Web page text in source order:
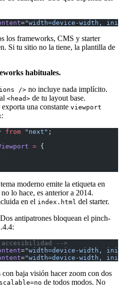
="width=device-width,
los frameworks, CMS y starter
Si tu sitio no la tiene, la plantilla de
habituales.
/> no incluye nada implícito.
<head> de tu layout base.
una constante viewport
:
from "next" ;
= {
moderno emite la etiqueta en
lo hace, es anterior a 2014.
en el index.html del starter.
Dos antipatrones bloquean el pinch-
-->
="width=device-width,
="width=device-width,
baja visión hacer zoom con dos
de todos modos. No